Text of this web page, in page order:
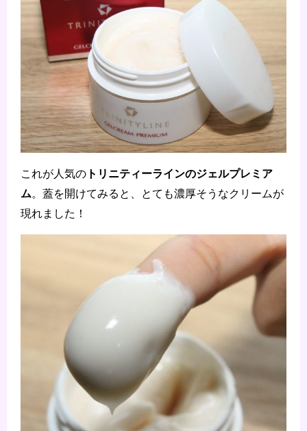
これが人気の トリニティーラインのジェルプレミア
ム。蓋を開けてみると、とても濃厚そうなクリームが
現れました！